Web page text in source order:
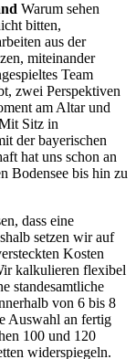
Warum sehen
bitten,
aus der
miteinander
Team
zwei Perspektiven
am Altar und
Sitz in
der bayerischen
hat uns schon an
Bodensee bis hin zu
dass eine
setzen wir auf
Kosten
kalkulieren flexibel
standesamtliche
von 6 bis 8
Auswahl an fertig
100 und 120
widerspiegeln.